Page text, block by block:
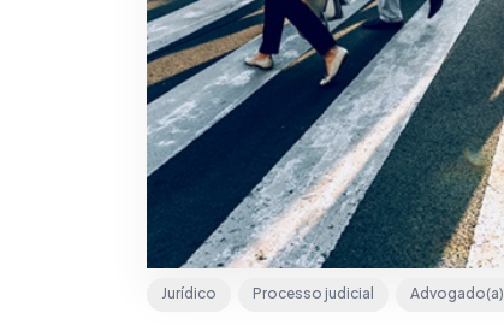
Jurídico Processo judicial Advogado(a)